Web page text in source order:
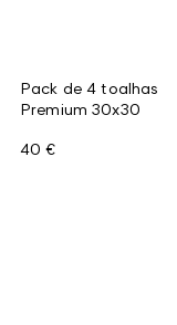
Pack de 4 toalhas
Premium 30x30
40 €